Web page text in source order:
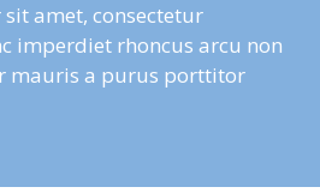
amet, consectetur
imperdiet rhoncus arcu non
mauris a purus porttitor